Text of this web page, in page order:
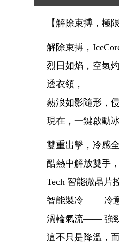
【解除束搏，極
解除束搏，
烈日如焰，空氣
透衣領，
熱浪如影隨形，
現在，一鍵啟動
雙重出擊，冷感
酷熱中解放雙手
Tech 智能微晶片
智能製冷—— 冷意
渦輪氣流—— 強勁
這不只是降溫，